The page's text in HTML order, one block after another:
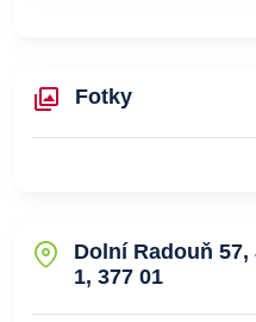
Fotky
Dolní Radouň
1, 377 01